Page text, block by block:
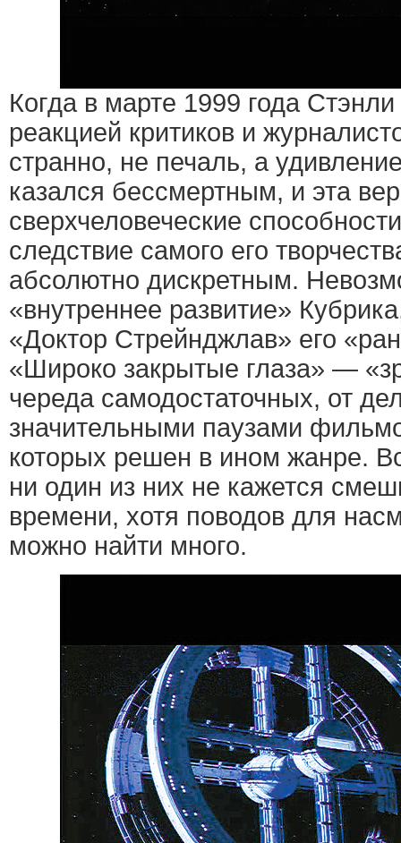
Когда в марте 1999 года
реакцией критиков и
странно, не печаль, а
казался бессмертным, и эта
сверхчеловеческие
следствие самого его
абсолютно дискретным.
«внутреннее развитие»
«Доктор Стрейнджлав» его
«Широко закрытые глаза» —
череда самодостаточных, от
значительными паузами
которых решен в ином жанре.
ни один из них не кажется
времени, хотя поводов для
можно найти много.